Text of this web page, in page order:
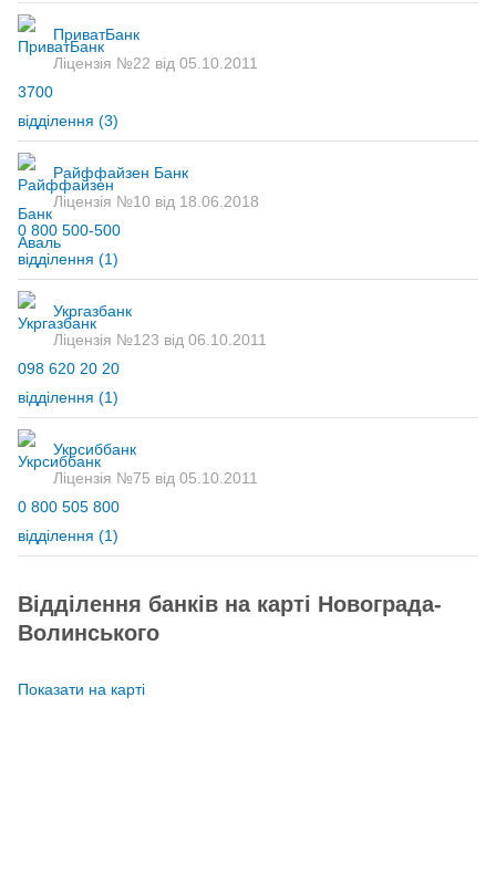
ПриватБанк
Ліцензія №22 від 05.10.2011
3700
відділення (3)
Райффайзен Банк
Ліцензія №10 від 18.06.2018
0 800 500-500
відділення (1)
Укргазбанк
Ліцензія №123 від 06.10.2011
098 620 20 20
відділення (1)
Укрсиббанк
Ліцензія №75 від 05.10.2011
0 800 505 800
відділення (1)
Відділення банків на карті Новограда-
Волинського
Показати на карті